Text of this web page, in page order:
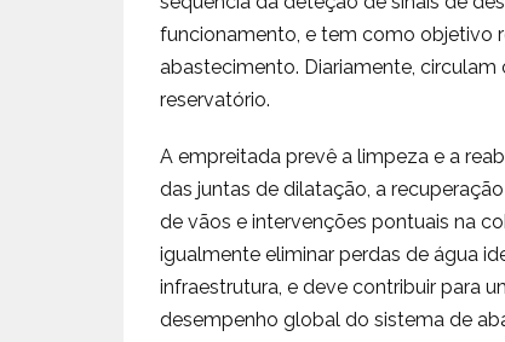
funcionamento, e tem como objetivo
abastecimento. Diariamente,
reservatório.
A empreitada prevê a limpeza e a
das juntas de dilatação, a
de vãos e intervenções pontuais na
igualmente eliminar perdas de água
infraestrutura, e deve contribuir para
desempenho global do sistema de